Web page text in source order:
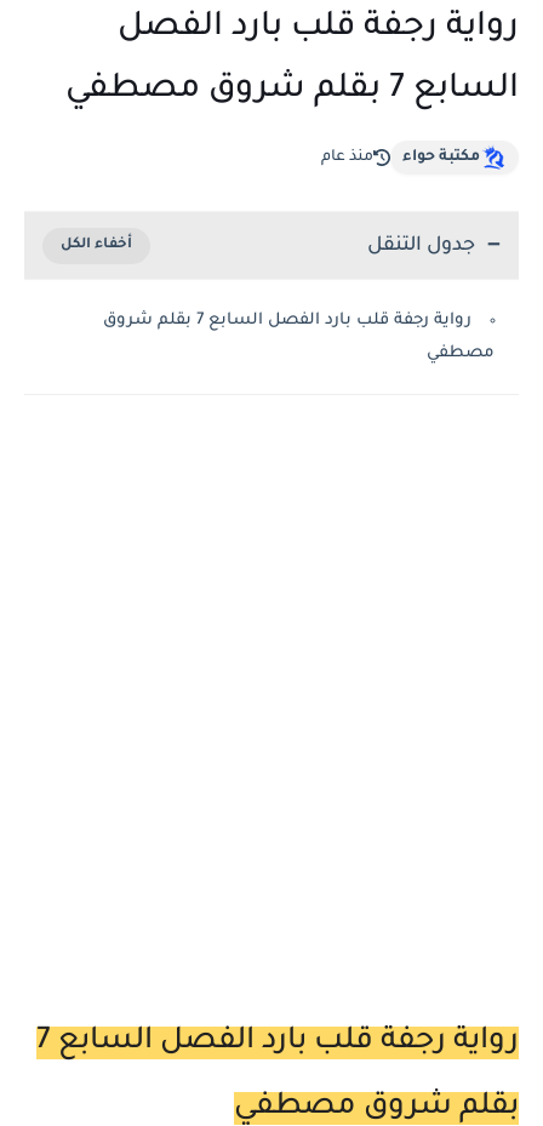
رواية رجفة قلب بارد الفصل
السابع 7 بقلم شروق مصطفي
مكتبة حواء منذ عام
جدول التنقل
رواية رجفة قلب بارد الفصل السابع 7 بقلم شروق
مصطفي
رواية رجفة قلب بارد الفصل السابع 7
بقلم شروق مصطفي